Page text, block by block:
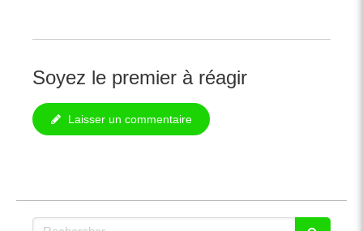
Soyez le premier à réagir
Laisser un commentaire
Rechercher